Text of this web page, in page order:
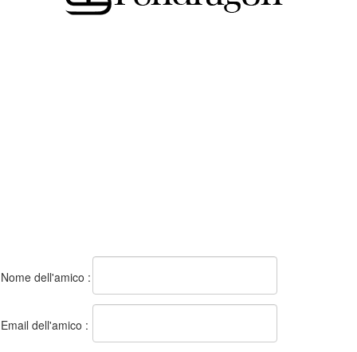
Nome dell'amico :
Email dell'amico :